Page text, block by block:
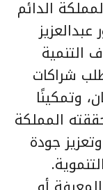
الدائم
التنمية
شراكات
وتمكينًا
المملكة
جودة